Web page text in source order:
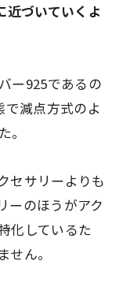
近づいていくよ
ー925であるの
減点方式のよ
。
セサリーよりも
ーのほうがアク
化しているた
ん。